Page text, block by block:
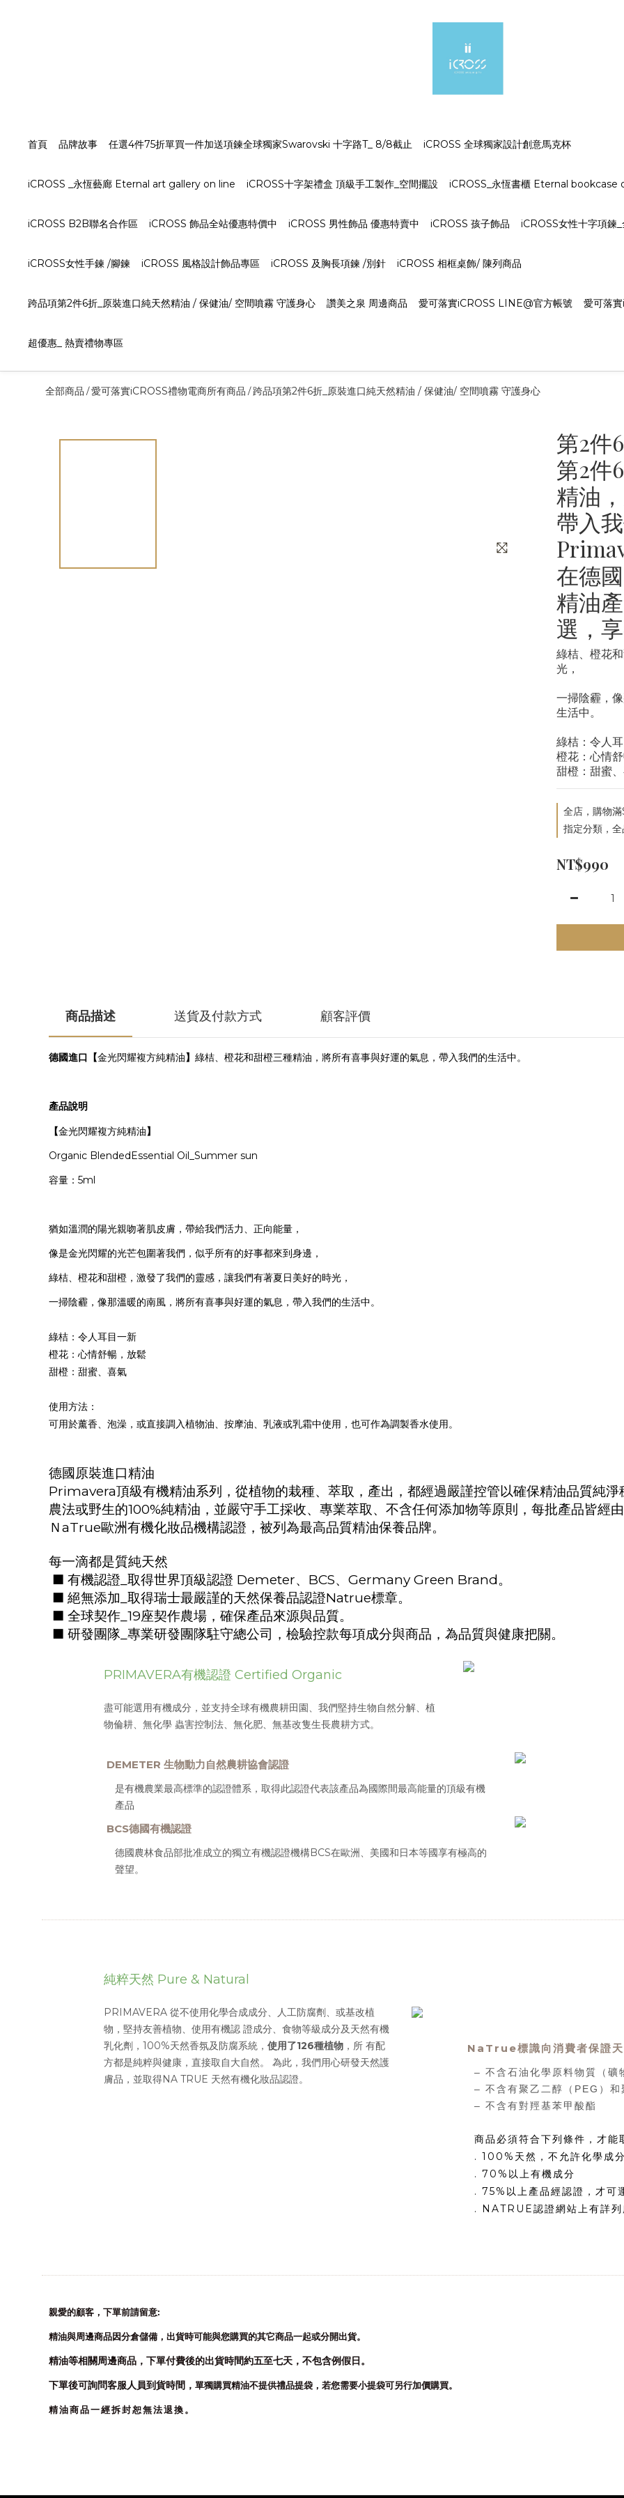
首頁 品牌故事 任選4件75折單買一件加送項鍊全球獨家Swarovski 十字路T_ 8/8截止 iCROSS 全球獨家設計創意馬克杯
iCROSS _永恆藝廊 Eternal art gallery on line iCROSS十字架禮盒 頂級手工製作_空間擺設 iCROSS_永恆書櫃 Eternal bookcase
iCROSS B2B聯名合作區 iCROSS 飾品全站優惠特價中 iCROSS 男性飾品 優惠特賣中 iCROSS 孩子飾品 iCROSS女性十字項鍊
iCROSS女性手鍊 /腳鍊 iCROSS 風格設計飾品專區 iCROSS 及胸長項鍊 /別針 iCROSS 相框桌飾/ 陳列商品
跨品項第2件6折_原裝進口純天然精油 / 保健油/ 空間噴霧 守護身心 讚美之泉 周邊商品 愛可落實iCROSS LINE@官方帳號 愛可落
超優惠_ 熱賣禮物專區
全部商品 /愛可落實iCROSS禮物電商所有商品 /跨品項第2件6折_原裝進口純天然精油 / 保健油/ 空間噴霧 守護身心
第2件
第2件
精油
帶入
在德
精油
選，
綠桔、橙花
光，
一掃陰霾，
生活中。
綠桔：令人
橙花：心情
甜橙：甜蜜
全店，購物
指定分類，
NT$990
商品描述 送貨及付款方式 顧客評價
德國進口【金光閃耀複方純精油 】 綠桔、橙花和甜橙三種精油，將所有喜事與好運的氣息，帶入我們的生活中。
產品說明
【金光閃耀複方純精油 】
Organic BlendedEssential Oil_Summer sun
容量： 5ml
猶如溫潤的陽光親吻著肌皮膚，帶給我們活力、正向能量，
像是金光閃耀的光芒包圍著我們，似乎所有的好事都來到身邊，
綠桔、橙花和甜橙，激發了我們的靈感，讓我們有著夏日美好的時光，
一掃陰霾，像那溫暖的南風，將所有喜事與好運的氣息，帶入我們的生活中。
綠桔：令人耳目一新
橙花：心情舒暢，放鬆
甜橙：甜蜜、喜氣
使用方法：
可用於薰香、泡澡，或直接調入植物油、按摩油、乳液或乳霜中使用，也可作為調製香水使用。
德國原裝進口精油
Primavera頂級有機精油系列，從植物的栽種、萃取，產出，都經過嚴謹控管以確保精油品質純
農法或野生的100%純精油，並嚴守手工採收、專業萃取、不含任何添加物等原則，每批產品皆經由
ＮaTrue歐洲有機化妝品機構認證，被列為最高品質精油保養品牌。
每一滴都是質純天然
■ 有機認證 取得世界頂級認證 Demeter、 BCS、 Germany Green Brand。
■ 絕無添加 取得瑞士最嚴謹的天然保養品認證Natrue標章。
■ 全球契作 _19座契作農場，確保產品來源與品質。
■ 研發團隊 專業研發團隊駐守總公司，檢驗控款每項成分與商品，為品質與健康把關。
PRIMAVERA有機認證 Certified Organic
盡可能選用有機成分，並支持全球有機農耕田園、我們堅持生物自然分解、植
物倫耕、無化學 蟲害控制法、無化肥、無基改隻生長農耕方式。
DEMETER 生物動力自然農耕協會認證
是有機農業最高標準的認證體系，取得此認證代表該產品為國際間最高能量的頂級有機
產品
BCS德國有機認證
德國農林食品部批准成立的獨立有機認證機構BCS在歐洲、美國和日本等國享有極高的
聲望。
純粹天然 Pure & Natural
PRIMAVERA 從不使用化學合成成分、人工防腐劑、或基改植
物，堅持友善植物、使用有機認 證成分、食物等級成分及天然有機
乳化劑，100%天然香氛及防腐系統， 使用了126種植物，所 有配
方都是純粹與健康，直接取自大自然。 為此，我們用心研發天然護
膚品，並取得NA TRUE 天然有機化妝品認證。
NaTrue標識向消費者保證天
– 不含石油化學原料物質（礦
– 不含有聚乙二醇（PEG）和
– 不含有對羥基苯甲酸酯
商品必須符合下列條件，才能
. 100% 天然，不 允許化學成分
. 70%以上有機成分
. 75% 以上產品經認證，才可
. NATRUE認證網站上有詳
親愛的顧客，下單前請留意:
精油與周邊商品因分倉儲備，出貨時可能與您購買的其它商品一起或分開出貨。
精油等相關周邊商品， 下單付費後的出貨時間約五至七天， 不包含例假日。
下單後可詢問客服人員到貨時間， 單獨購買精油不提供禮品提袋，若您需要小提袋可另行加價購買。
精油商品一經拆封恕無法退換。